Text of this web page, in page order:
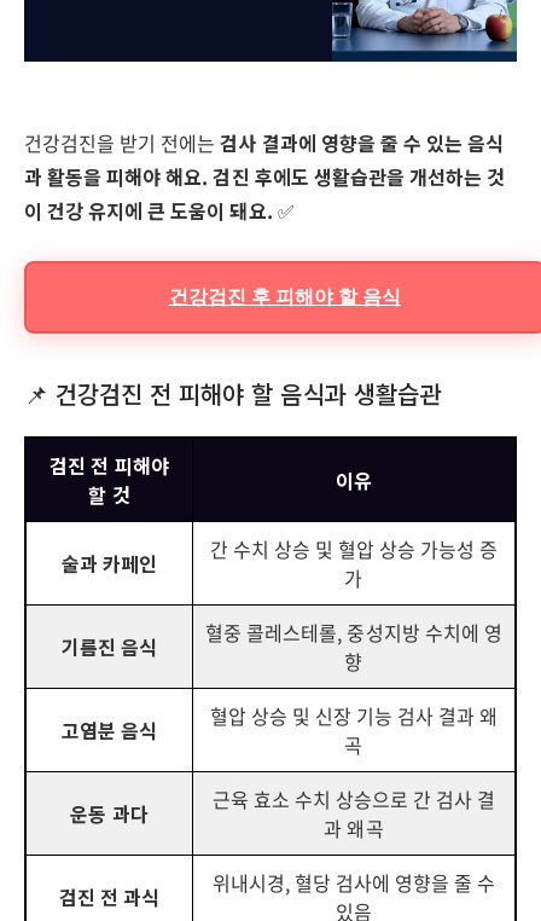
건강검진을 받기 전에는검사 결과에 영향을 줄 수 있는 음식
과 활동을 피해야 해요. 검진 후에도 생활습관을 개선하는 것
이 건강 유지에 큰 도움이 돼요. ✅
건강검진 후 피해야 할 음식
📌 건강검진 전 피해야 할 음식과 생활습관
검진 전 피해야
할 것
이유
술과 카페인
간 수치 상승 및 혈압 상승 가능성 증
가
기름진 음식
혈중 콜레스테롤, 중성지방 수치에 영
향
고염분 음식
혈압 상승 및 신장 기능 검사 결과 왜
곡
운동 과다
근육 효소 수치 상승으로 간 검사 결
과 왜곡
검진 전 과식
위내시경, 혈당 검사에 영향을 줄 수
있음